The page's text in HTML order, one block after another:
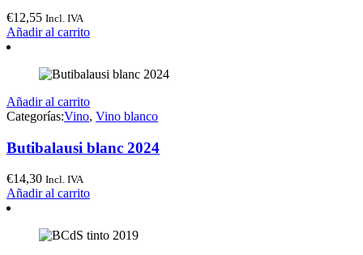
€12,55 Incl. IVA
Añadir al carrito
Añadir al carrito
Categorías:Vino, Vino blanco
Butibalausi blanc 2024
€14,30 Incl. IVA
Añadir al carrito